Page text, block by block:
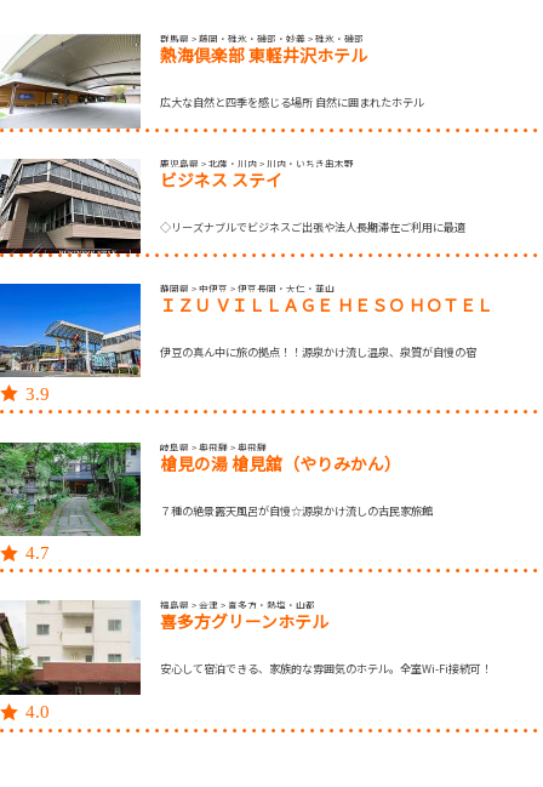
群馬県 > 藤岡・碓氷・磯部・妙義 > 碓氷・磯部
熱海倶楽部 東軽井沢ホテル
広大な自然と四季を感じる場所 自然に囲まれたホテル
鹿児島県 > 北薩・川内 > 川内・いちき串木野
ビジネス ステイ
◇リーズナブルでビジネスご出張や法人長期滞在ご利用に最適
3.9
静岡県 > 中伊豆 > 伊豆長岡・大仁・韮山
ＩＺＵ ＶＩＬＬＡＧＥ ＨＥＳＯ ＨＯＴＥＬ
伊豆の真ん中に旅の拠点！！源泉かけ流し温泉、泉質が自慢の宿
4.7
岐阜県 > 奥飛騨 > 奥飛騨
槍見の湯 槍見舘（やりみかん）
７種の絶景露天風呂が自慢☆源泉かけ流しの古民家旅館
4.0
福島県 > 会津 > 喜多方・熱塩・山都
喜多方グリーンホテル
安心して宿泊できる、家族的な雰囲気のホテル。全室Wi-Fi接続可！